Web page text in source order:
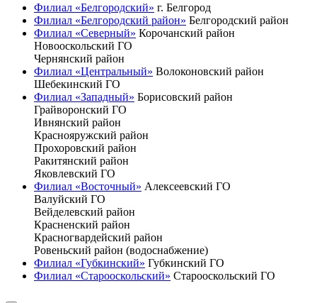
Филиал «Белгородский» г. Белгород
Филиал «Белгородский район» Белгородский район
Филиал «Северный» Корочанский район
Новооскольский ГО
Чернянский район
Филиал «Центральный» Волоконовский район
Шебекинский ГО
Филиал «Западный» Борисовский район
Грайворонский ГО
Ивнянский район
Краснояружский район
Прохоровский район
Ракитянский район
Яковлевский ГО
Филиал «Восточный» Алексеевский ГО
Валуйский ГО
Вейделевский район
Красненский район
Красногвардейский район
Ровеньский район (водоснабжение)
Филиал «Губкинский» Губкинский ГО
Филиал «Старооскольский» Старооскольский ГО